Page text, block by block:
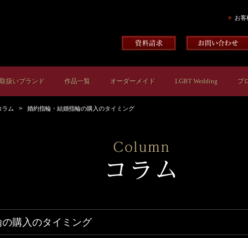
お客
取扱いブランド 作品一覧 オーダーメイド LGBT Wedding プ
ラム 婚約指輪・結婚指輪の購入のタイミング
購入のタイミング